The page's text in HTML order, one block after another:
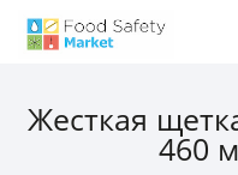
Жесткая
460